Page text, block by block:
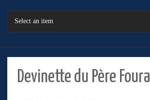
Devinette du Père